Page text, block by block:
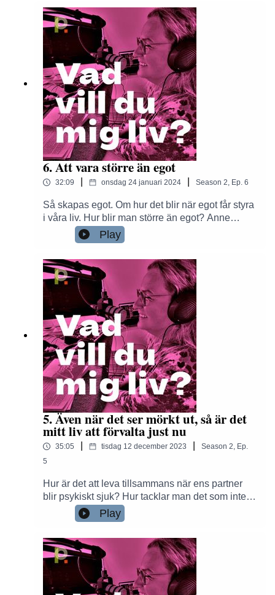
kaos?Om du vill vara med och stötta
produktionen av denna Podcast, Swisha då
gärna valfri summa till nummer: 1231459601
6. Att vara större än egot
32:09 onsdag 24 januari 2024 Season 2, Ep. 6
Så skapas egot. Om hur det blir när egot får styra
i våra liv. Hur blir man större än egot? Anne
berättar om sina tankar kring hur egot kan härja i
våra liv.Om du vill vara med och stötta
gärna valfri summa till nummer: 1231459601
Play
5. Även när det ser mörkt ut, så är det
mitt liv att förvalta just nu
35:05 tisdag 12 december 2023 Season 2, Ep.
5
Hur är det att leva tillsammans när ens partner
blir psykiskt sjuk? Hur tacklar man det som inte
går att ha kontroll över? Hur hittar man modet att
acceptera livet som det är? Anne samtalar med
bipolaritet.
Play